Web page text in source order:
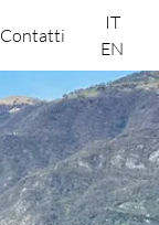
Contatti
IT
EN